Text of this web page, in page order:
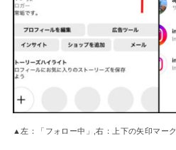
▲左：「フォロー中」,右：上下の矢印マーク